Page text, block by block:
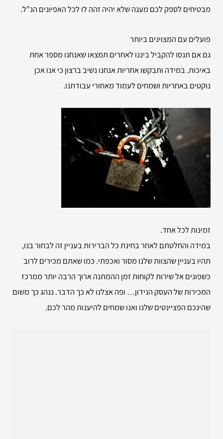
מבטיחים לספק לכם מענה שלא יהיה זהה לו לכל האפיונים הנ”ל.
פועלים עם המצוינים ביותר
גם אם תנסו להקביל ביננו לאחרים תמצאו שאנחנו מספר אחת
באיכות. במידה ותבקשו אחריות אנחנו נשיב ברצון כי אנו אכן
נוקטים באחריות ושמחים לעמוד מאחורי עבודתנו.
זמינות לכל אחד.
במידה והחלטתם לאחר בחינת כל הברירות בעניין זה לבחור בנו,
תהיו בעניין שהצוות שלנו מסור ואכפתי. כמו שאתם מכירים לרוב
כשפונים אל שירות לקוחות זמן ההמתנה ארוך הרבה יותר ממרכז
המכירות של העסק הנידון… ופה אצלנו לא כך הדבר. ננהג כך משום
שהינכם הפציינטים שלנו ואנו שמחים להיענות מהר לכם.